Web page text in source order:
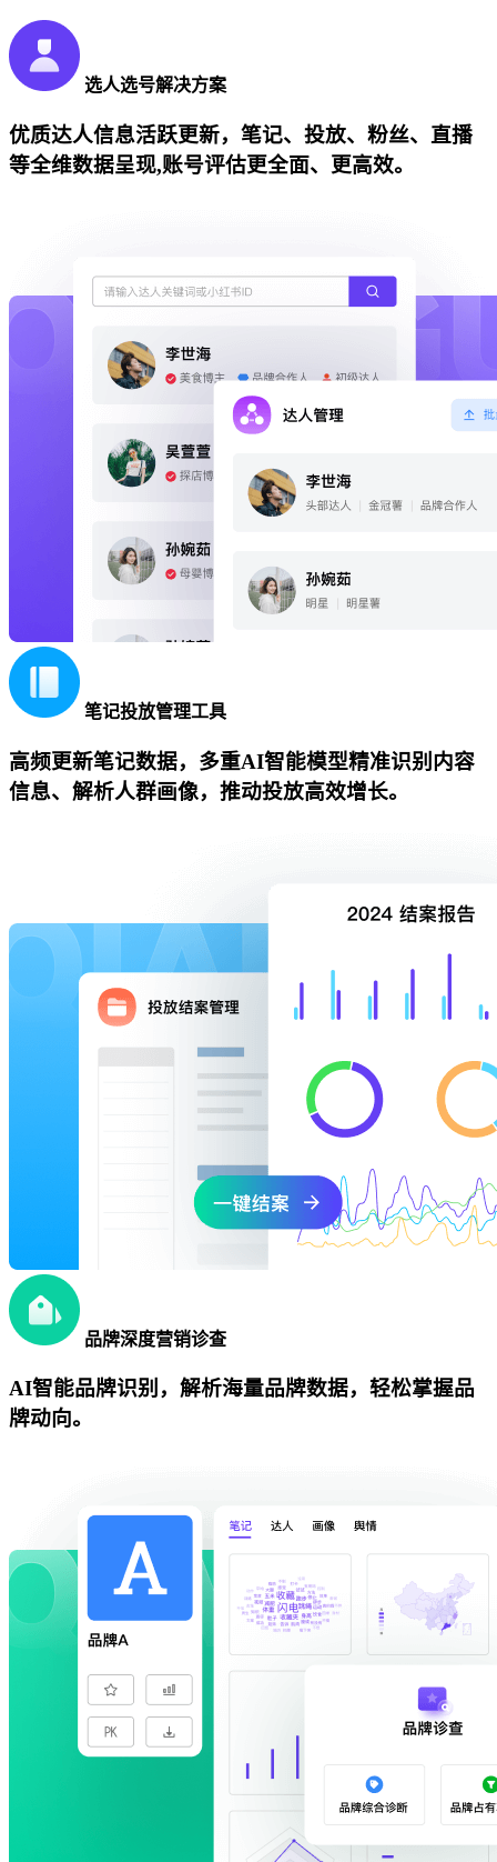
选人选号解决方案
优质达人信息活跃更新，笔记、投放、粉丝、直播
等全维数据呈现,账号评估更全面、更高效。
笔记投放管理工具
高频更新笔记数据，多重AI智能模型精准识别内容
信息、解析人群画像，推动投放高效增长。
品牌深度营销诊查
AI智能品牌识别，解析海量品牌数据，轻松掌握品
牌动向。